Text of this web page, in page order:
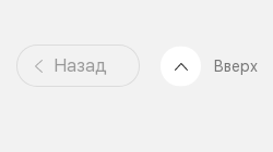
Назад Вверх